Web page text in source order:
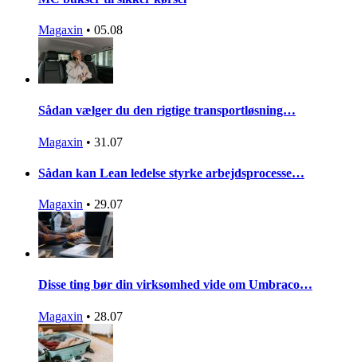
Magaxin • 05.08
Sådan vælger du den rigtige transportløsning…
Magaxin • 31.07
Sådan kan Lean ledelse styrke arbejdsprocesse…
Magaxin • 29.07
Disse ting bør din virksomhed vide om Umbraco…
Magaxin • 28.07